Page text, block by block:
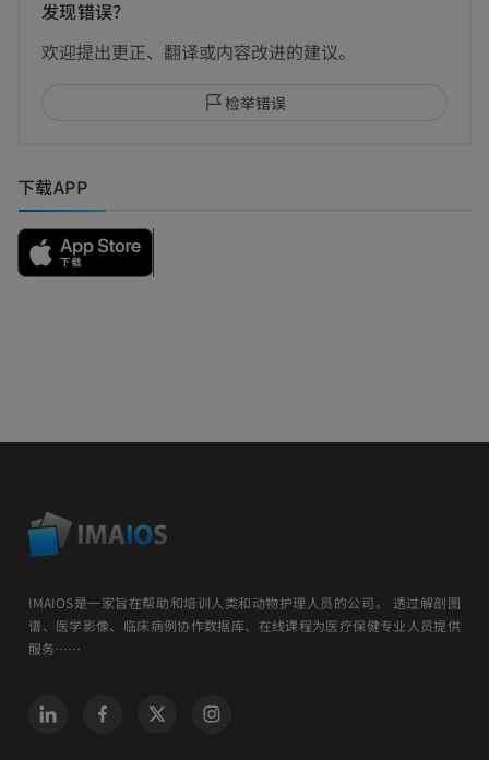
发现错误？
欢迎提出更正、翻译或内容改进的建议。
检举错误
下载APP
IMAIOS是一家旨在帮助和培训人类和动物护理人员的公司。 透过解剖图
谱、医学影像、临床病例协作数据库、在线课程为医疗保健专业人员提供
服务……